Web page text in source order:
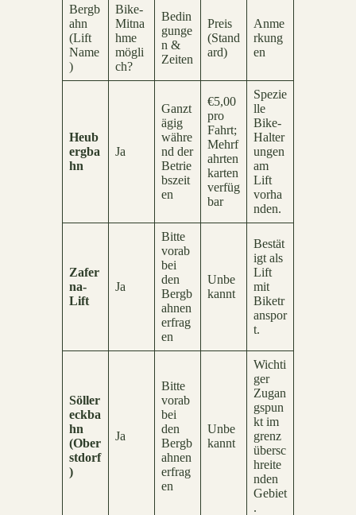
Bergb
ahn
(Lift
Name
)
Bike-
Mitna
hme
mögli
ch?
Bedin
gunge
n &
Zeiten
Preis
(Stand
ard)
Anme
rkung
en
Heub
ergba
hn
Ja
Ganzt
ägig
währe
nd der
Betrie
bszeit
en
€5,00
pro
Fahrt;
Mehrf
ahrten
karten
verfüg
bar
Spezie
lle
Bike-
Halter
ungen
am
Lift
vorha
nden.
Zafer
na-
Lift
Ja
Bitte
vorab
bei
den
Bergb
ahnen
erfrag
en
Unbe
kannt
Bestät
igt als
Lift
mit
Biketr
anspor
t.
Söller
eckba
hn
(Ober
stdorf
)
Ja
Bitte
vorab
bei
den
Bergb
ahnen
erfrag
en
Unbe
kannt
Wichti
ger
Zugan
gspun
kt im
grenz
übersc
hreite
nden
Gebiet
.